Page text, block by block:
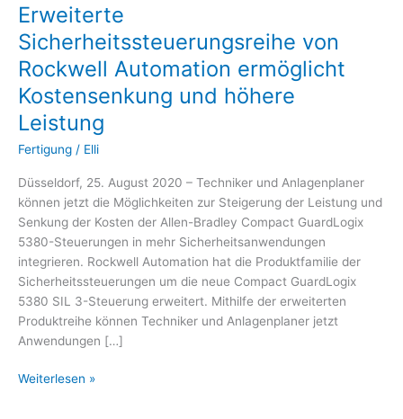
Erweiterte
Sicherheitssteuerungsreihe von
Rockwell Automation ermöglicht
Kostensenkung und höhere
Leistung
Fertigung / Elli
Düsseldorf, 25. August 2020 – Techniker und Anlagenplaner
können jetzt die Möglichkeiten zur Steigerung der Leistung und
Senkung der Kosten der Allen-Bradley Compact GuardLogix
5380-Steuerungen in mehr Sicherheitsanwendungen
integrieren. Rockwell Automation hat die Produktfamilie der
Sicherheitssteuerungen um die neue Compact GuardLogix
5380 SIL 3-Steuerung erweitert. Mithilfe der erweiterten
Produktreihe können Techniker und Anlagenplaner jetzt
Anwendungen […]
Rockwell
Automation
ermöglicht
Kostensenkung
und
höhere
Leistung
Weiterlesen »